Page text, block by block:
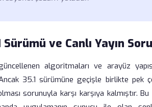
Sürümü ve Canlı Yayın
algoritmaları ve arayüz
35.1 sürümüne geçişle birlikte pek
sorunuyla karşı karşıya kalmıştır.